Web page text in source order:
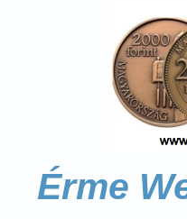
Érme